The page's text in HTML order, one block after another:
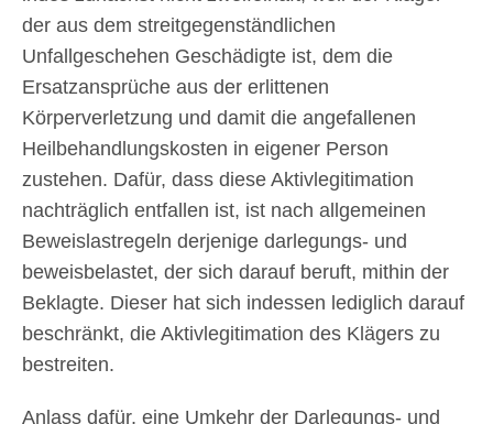
der aus dem streitgegenständlichen
Unfallgeschehen Geschädigte ist, dem die
Ersatzansprüche aus der erlittenen
Körperverletzung und damit die angefallenen
Heilbehandlungskosten in eigener Person
zustehen. Dafür, dass diese Aktivlegitimation
nachträglich entfallen ist, ist nach allgemeinen
Beweislastregeln derjenige darlegungs- und
beweisbelastet, der sich darauf beruft, mithin der
Beklagte. Dieser hat sich indessen lediglich darauf
beschränkt, die Aktivlegitimation des Klägers zu
bestreiten.
Anlass dafür, eine Umkehr der Darlegungs- und